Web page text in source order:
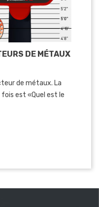
DE MÉTAUX
de métaux. La
est «Quel est le